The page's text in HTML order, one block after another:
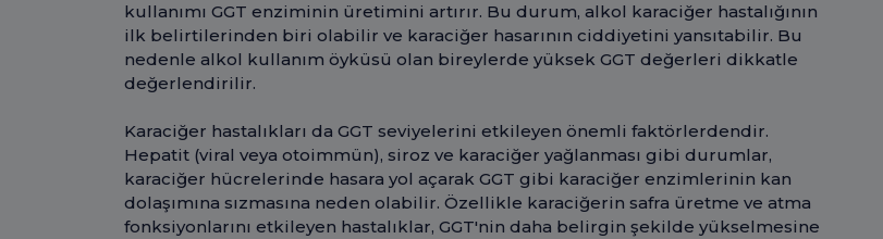
kullanımı GGT enziminin üretimini artırır. Bu durum, alkol karaciğer hastalığının
ilk belirtilerinden biri olabilir ve karaciğer hasarının ciddiyetini yansıtabilir. Bu
nedenle alkol kullanım öyküsü olan bireylerde yüksek GGT değerleri dikkatle
değerlendirilir.
Karaciğer hastalıkları da GGT seviyelerini etkileyen önemli faktörlerdendir.
Hepatit (viral veya otoimmün), siroz ve karaciğer yağlanması gibi durumlar,
karaciğer hücrelerinde hasara yol açarak GGT gibi karaciğer enzimlerinin kan
dolaşımına sızmasına neden olabilir. Özellikle karaciğerin safra üretme ve atma
fonksiyonlarını etkileyen hastalıklar, GGT'nin daha belirgin şekilde yükselmesine